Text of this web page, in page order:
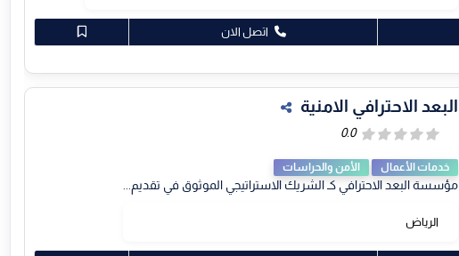
اتصل الان
البعد الاحترافي الامنية
خدمات الأعمال الأمن والحراسات
مؤسسة البعد الاحترافي كـ الشريك الاستراتيجي الموثوق في تقديم...
الرياض